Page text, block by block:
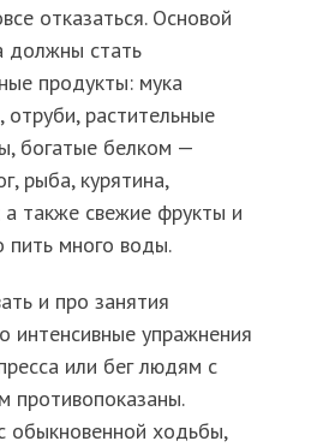
отказаться. Основой
должны стать
продукты: мука
отруби, растительные
богатые белком —
рыба, курятина,
а также свежие фрукты и
много воды.
и про занятия
интенсивные упражнения
или бег людям с
противопоказаны.
обыкновенной ходьбы,